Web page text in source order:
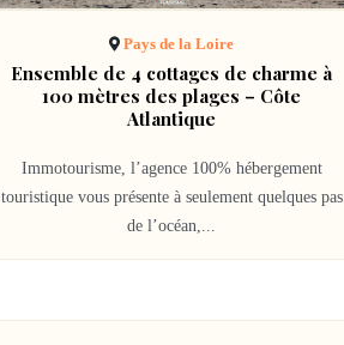
Pays de la Loire
Ensemble de 4 cottages de charme à
100 mètres des plages – Côte
Atlantique
Immotourisme, l’agence 100% hébergement
touristique vous présente à seulement quelques pas
de l’océan,...